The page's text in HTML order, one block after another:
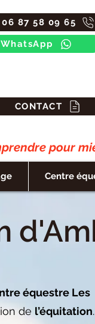
06 87 58 09 65
WhatsApp
CONTACT
pour
Centre
équestre Les
de l’équitation.